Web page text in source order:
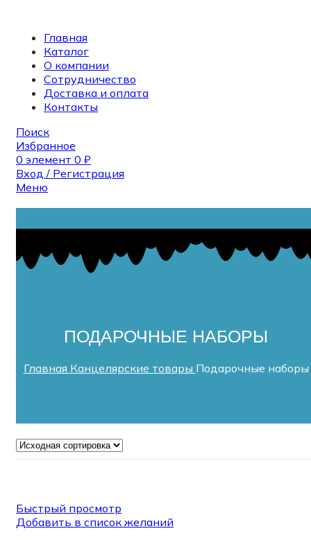
Главная
Каталог
О компании
Сотрудничество
Доставка и оплата
Контакты
Поиск
Избранное
0 элемент 0 ₽
Вход / Регистрация
Меню
0элемент 0₽
ПОДАРОЧНЫЕ НАБОРЫ
Главная Канцелярские товары Подарочные наборы
Быстрый просмотр
Добавить в список желаний